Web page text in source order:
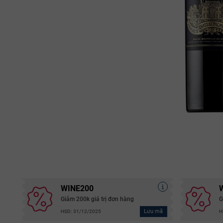
WINE200
Giảm 200k giá trị đơn hàng
HSD: 31/12/2025 Lưu mã